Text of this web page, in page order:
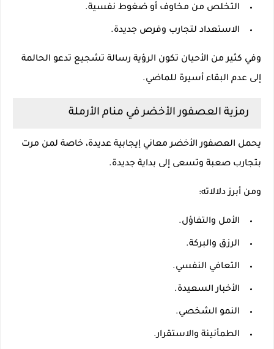
التخلص من مخاوف أو ضغوط نفسية.
الاستعداد لتجارب وفرص جديدة.
وفي كثير من الأحيان تكون الرؤية رسالة تشجيع تدعو الحالمة
إلى عدم البقاء أسيرة للماضي.
رمزية العصفور الأخضر في منام الأرملة
يحمل العصفور الأخضر معاني إيجابية عديدة، خاصة لمن مرت
بتجارب صعبة وتسعى إلى بداية جديدة.
ومن أبرز دلالاته:
الأمل والتفاؤل.
الرزق والبركة.
التعافي النفسي.
الأخبار السعيدة.
النمو الشخصي.
الطمأنينة والاستقرار.